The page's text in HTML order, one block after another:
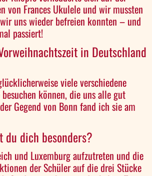
von Frances Ukulele und wir mussten
uns wieder befreien konnten – und
passiert!
in Deutschland
viele verschiedene
können, die uns alle gut
Gegend von Bonn fand ich sie am
dich besonders?
und Luxemburg aufzutreten und die
der Schüler auf die drei Stücke